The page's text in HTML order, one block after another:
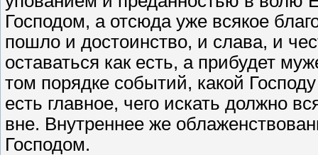
Господом, а отсюда уже всякое
пошло и достоинство, и слава, и
оставаться как есть, а прибудет
том порядке событий, какой
есть главное, чего искать должно
вне. Внутреннее же
Господом.